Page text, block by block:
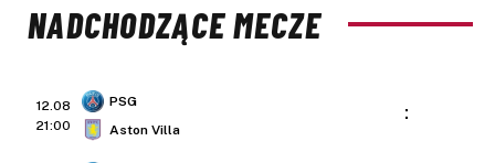
NADCHODZĄCE MECZE
12.08
21:00
PSG
Aston Villa
: